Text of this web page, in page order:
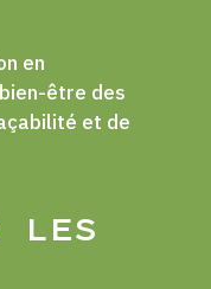
en
être des
et de
LES